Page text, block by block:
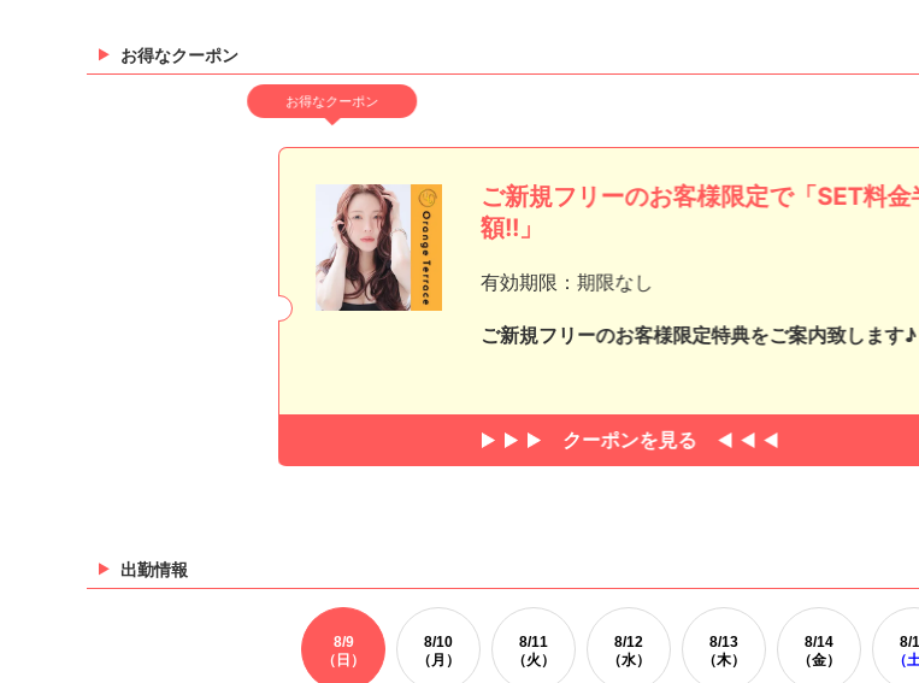
お得なクーポン
お得なクーポン
ご新規フリーのお客様限定で「SET料金
額!!」
有効期限：期限なし
ご新規フリーのお客様限定特典をご案内致します♪
クーポンを見る
出勤情報
8/9
（日）
8/10
（月）
8/11
（火）
8/12
（水）
8/13
（木）
8/14
（金）
8/
（